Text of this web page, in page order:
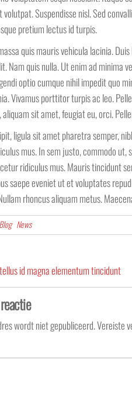
Suspendisse nisl. Sed
pretium lectus id turpis.
quis mauris vehicula lacinia.
Nam quis nulla. Ut enim ad minima
optio cumque nihil impedit quo
Vivamus porttitor turpis ac leo.
sit amet, feugiat eu, orci.
ligula sit amet pharetra semper,
mus. In sem justo, commodo
ridiculus mus. Mauris tincidunt
saepe eveniet ut et voluptates
rhoncus aliquam metus.
Blog News
id magna elementum tincidunt
wordt niet gepubliceerd.Vereiste